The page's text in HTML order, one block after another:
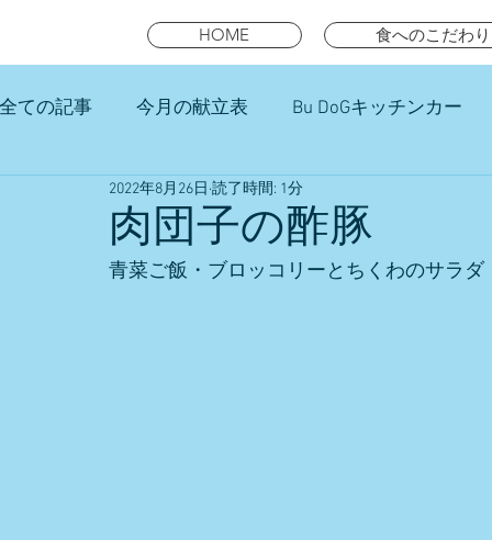
HOME 食へのこだわり
全ての記事 今月の献立表 Bu DoGキッチンカー
未就園児スマイルキッズランチ
肉団子の酢豚
2022年8月26日 読了時間: 1分
青菜ご飯・ブロッコリーとちくわのサラダ